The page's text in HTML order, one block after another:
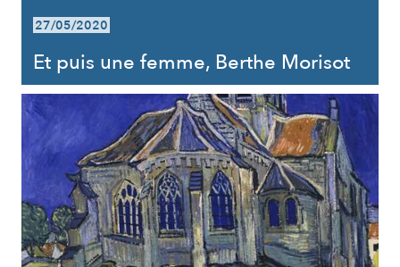
27/05/2020
Et puis une femme, Berthe Morisot